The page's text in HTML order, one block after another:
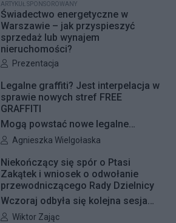
remonty infrastruktury dla pieszych
i rowerzystów. Oferty w
przetargach zostały już otwarte, a
jeśli wszystko przebiegnie zgodnie
z planem, nowe nawierzchnie
pojawią się jeszcze w tym roku.
ARTYKUŁ SPONSOROWANY
Świadectwo energetyczne w
Warszawie – jak przyspieszyć
sprzedaż lub wynajem
nieruchomości?
Autor artykułu:
Prezentacja
Legalne graffiti? Jest interpelacja w
sprawie nowych stref FREE
GRAFFITI
Mogą powstać nowe legalne
miejsca do wykonywania graffiti.
interpelację, w której proponuje
wyznaczenie kolejnych stref FREE
GRAFFITI we współpracy z
Zarządem Dróg Miejskich.
Autor artykułu:
Agnieszka Wielgołaska
Niekończący się spór o Ptasi
Zakątek i wniosek o odwołanie
przewodniczącego Rady Dzielnicy
Wczoraj odbyła się kolejna sesja
poświęcona procedowaniu
Autor artykułu:
Wiktor Zając